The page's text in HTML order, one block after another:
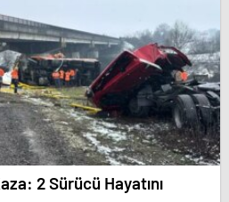
2 Sürücü Hayatını